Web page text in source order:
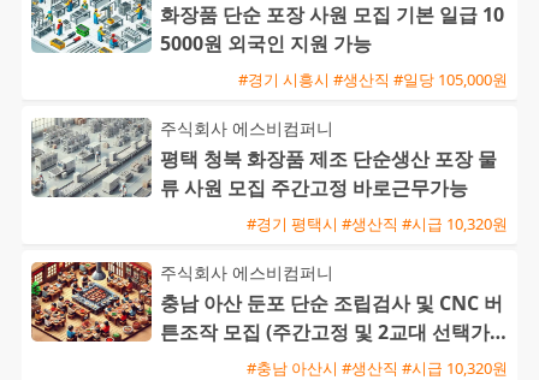
화장품 단순 포장 사원 모집 기본 일급 10
5000원 외국인 지원 가능
#경기 시흥시 #생산직 #일당 105,000원
주식회사 에스비컴퍼니
평택 청북 화장품 제조 단순생산 포장 물
류 사원 모집 주간고정 바로근무가능
#경기 평택시 #생산직 #시급 10,320원
주식회사 에스비컴퍼니
충남 아산 둔포 단순 조립검사 및 CNC 버
튼조작 모집 (주간고정 및 2교대 선택가능
/ 초보 및 교포 가능#충남 아산시 #생산직 #시급 10,320원